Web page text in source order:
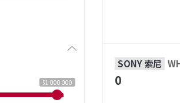
$1 000 000
SONY 索尼
0